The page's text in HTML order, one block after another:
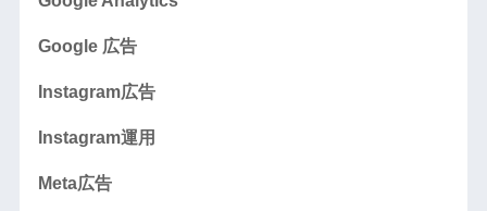
Google 広告
Instagram広告
Instagram運用
Meta広告